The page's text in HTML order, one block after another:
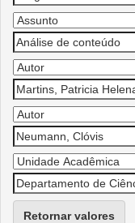
Retornar valores